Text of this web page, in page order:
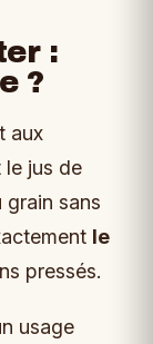
:
?
aux
le jus de
grain sans
le
pressés.
usage